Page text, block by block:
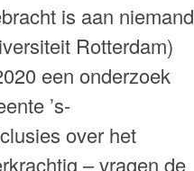
is aan niemand
Rotterdam)
een onderzoek
’s-
over het
– vragen de